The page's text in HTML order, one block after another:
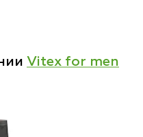
Vitex for men